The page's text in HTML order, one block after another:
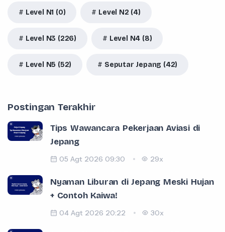
Level N1 (0) Level N2 (4)
Level N3 (226) Level N4 (8)
Level N5 (52) Seputar Jepang (42)
Postingan Terakhir
Tips Wawancara Pekerjaan Aviasi di
Jepang
05 Agt 2026 09:30 29x
Nyaman Liburan di Jepang Meski Hujan
+ Contoh Kaiwa!
04 Agt 2026 20:22 30x